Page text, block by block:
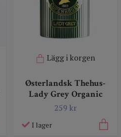
Lägg i korgen
Østerlandsk Thehus-
Lady Grey Organic
259 kr
I lager